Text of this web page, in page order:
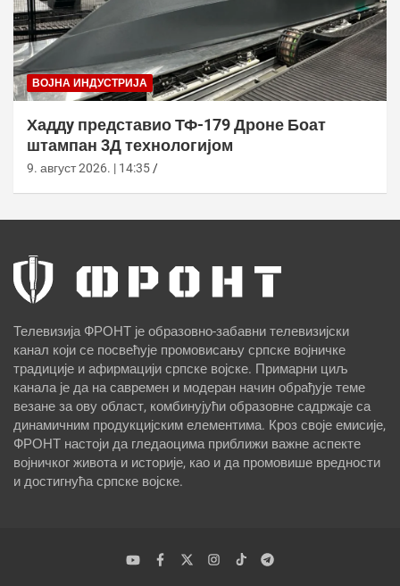
ВОЈНА ИНДУСТРИЈА
Хаддy представио ТФ-179 Дроне Боат
штампан 3Д технологијом
9. август 2026. | 14:35
Телевизија ФРОНТ је образовно-забавни телевизијски
канал који се посвећује промовисању српске војничке
традиције и афирмацији српске војске. Примарни циљ
канала је да на савремен и модеран начин обрађује теме
везане за ову област, комбинујући образовне садржаје са
динамичним продукцијским елементима. Кроз своје емисије,
ФРОНТ настоји да гледаоцима приближи важне аспекте
војничког живота и историје, као и да промовише вредности
и достигнућа српске војске.